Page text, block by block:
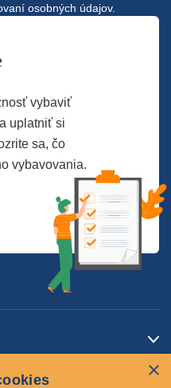
osobných údajov.
vybaviť
uplatniť si
sa, čo
vybavovania.
×